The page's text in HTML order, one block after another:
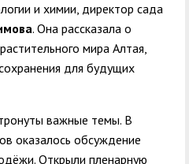
и химии, директор сада
. Она рассказала о
мира Алтая,
для будущих
важные темы. В
оказалось обсуждение
Открыли пленарную